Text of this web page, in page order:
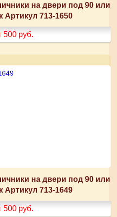
на двери под 90 или
Артикул 713-1650
500 руб.
на двери под 90 или
Артикул 713-1649
500 руб.